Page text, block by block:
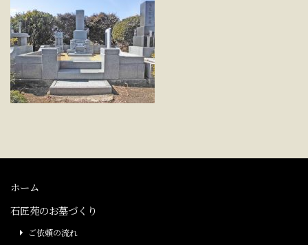
ホーム
石匠苑のお墓づくり
ご依頼の流れ